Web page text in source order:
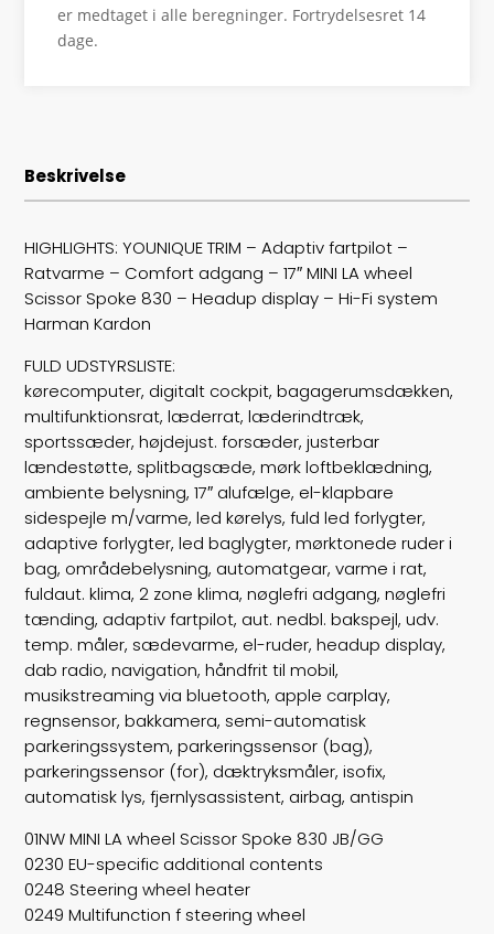
Drivmiddel
Længde
Lasteevne
Trækhjul
ABS bremser false
Airbags
Vægt 1340
Døre 3
Farve Sortmetal
er medtaget i alle beregninger. Fortrydelsesret 14
dage.
Beskrivelse
HIGHLIGHTS: YOUNIQUE TRIM – Adaptiv fartpilot –
Ratvarme – Comfort adgang – 17″ MINI LA wheel
Scissor Spoke 830 – Headup display – Hi-Fi system
Harman Kardon
FULD UDSTYRSLISTE:
kørecomputer, digitalt cockpit, bagagerumsdækken,
multifunktionsrat, læderrat, læderindtræk,
sportssæder, højdejust. forsæder, justerbar
lændestøtte, splitbagsæde, mørk loftbeklædning,
ambiente belysning, 17″ alufælge, el-klapbare
sidespejle m/varme, led kørelys, fuld led forlygter,
adaptive forlygter, led baglygter, mørktonede ruder i
bag, områdebelysning, automatgear, varme i rat,
fuldaut. klima, 2 zone klima, nøglefri adgang, nøglefri
tænding, adaptiv fartpilot, aut. nedbl. bakspejl, udv.
temp. måler, sædevarme, el-ruder, headup display,
dab radio, navigation, håndfrit til mobil,
musikstreaming via bluetooth, apple carplay,
regnsensor, bakkamera, semi-automatisk
parkeringssystem, parkeringssensor (bag),
parkeringssensor (for), dæktryksmåler, isofix,
automatisk lys, fjernlysassistent, airbag, antispin
01NW MINI LA wheel Scissor Spoke 830 JB/GG
0230 EU-specific additional contents
0248 Steering wheel heater
0249 Multifunction f steering wheel